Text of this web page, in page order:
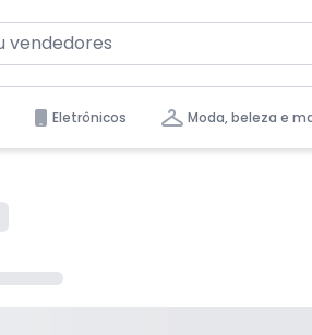
Eletrônicos Moda, beleza e